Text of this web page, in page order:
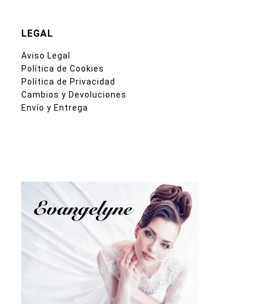
LEGAL
Aviso Legal
Política de Cookies
Política de Privacidad
Cambios y Devoluciones
Envío y Entrega